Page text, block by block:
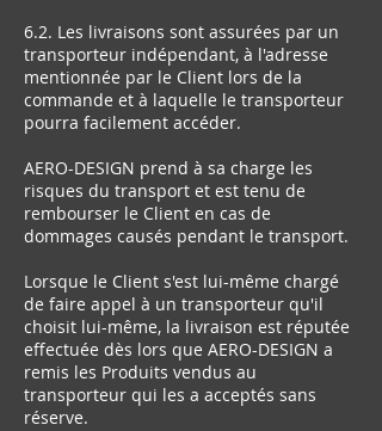
6.2. Les livraisons sont assurées par un
transporteur indépendant, à l'adresse
mentionnée par le Client lors de la
commande et à laquelle le transporteur
pourra facilement accéder.
AERO-DESIGN prend à sa charge les
risques du transport et est tenu de
rembourser le Client en cas de
dommages causés pendant le transport.
Lorsque le Client s'est lui-même chargé
de faire appel à un transporteur qu'il
choisit lui-même, la livraison est réputée
effectuée dès lors que AERO-DESIGN a
remis les Produits vendus au
transporteur qui les a acceptés sans
réserve.